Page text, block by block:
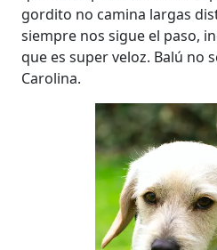
gordito no camina largas
siempre nos sigue el paso,
que es super veloz. Balú no
Carolina.